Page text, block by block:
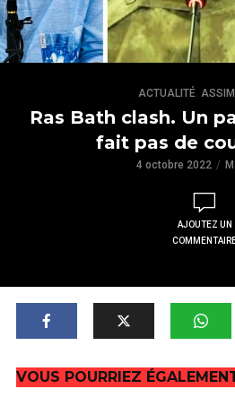
ACTUALITÉ,
Ras Bath clash. Un
fait pas de
4 octobre 2022
AJOUTEZ UN
VOUS POURRIEZ